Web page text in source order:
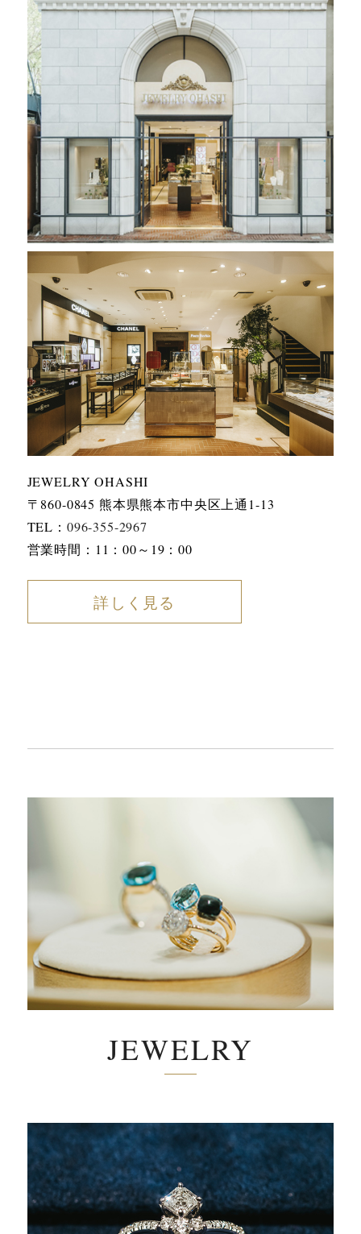
JEWELRY OHASHI
〒860-0845 熊本県熊本市中央区上通1-13
TEL： 096-355-2967
営業時間：11：00～19：00
詳しく見る
JEWELRY